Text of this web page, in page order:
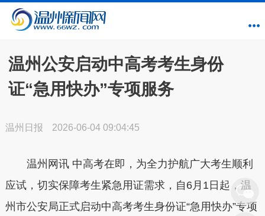
温州公安启动中高考考生身份
证“急用快办”专项服务
温州日报 2026-06-04 09:04:45
温州网讯 中高考在即，为全力护航广大考生顺利
应试，切实保障考生紧急用证需求，自6月1日起，温
州市公安局正式启动中高考考生身份证“急用快办”专项